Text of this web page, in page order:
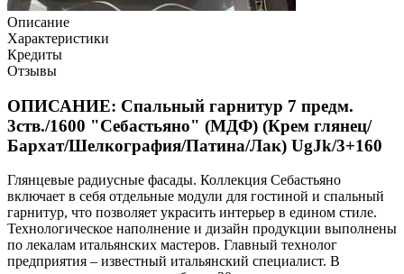
Описание
Характеристики
Кредиты
Отзывы
ОПИСАНИЕ: Спальный гарнитур 7 предм.
3ств./1600 "Себастьяно" (МДФ) (Крем глянец/
Бархат/Шелкография/Патина/Лак) UgJk/3+160
Глянцевые радиусные фасады. Коллекция Себастьяно
включает в себя отдельные модули для гостиной и спальный
гарнитур, что позволяет украсить интерьер в едином стиле.
Технологическое наполнение и дизайн продукции выполнены
по лекалам итальянских мастеров. Главный технолог
предприятия – известный итальянский специалист. В